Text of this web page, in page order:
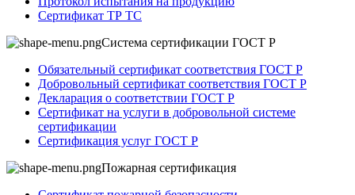
Сертификат ТР ТС
Система сертификации ГОСТ Р
Обязательный сертификат соответствия ГОСТ Р
Добровольный сертификат соответствия ГОСТ Р
Декларация о соответствии ГОСТ Р
Сертификат на услуги в добровольной системе
сертификации
Сертификация услуг ГОСТ Р
Пожарная сертификация